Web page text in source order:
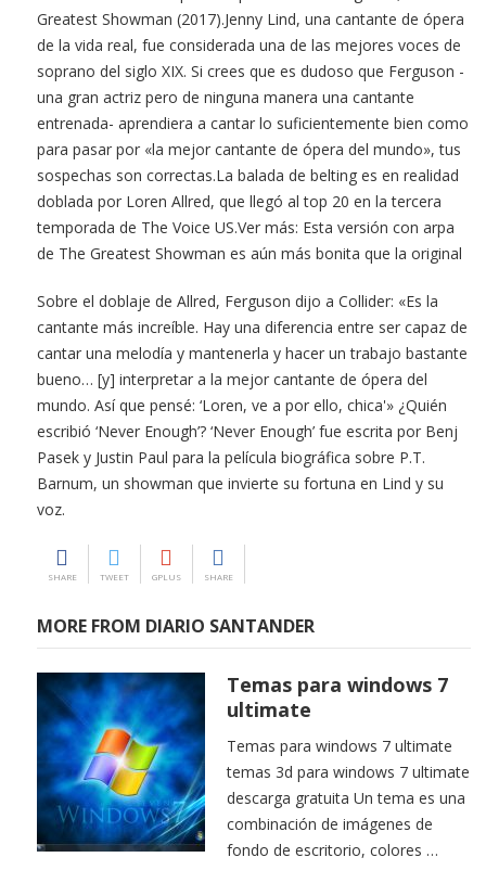
Greatest Showman (2017).Jenny Lind, una cantante de ópera
de la vida real, fue considerada una de las mejores voces de
soprano del siglo XIX. Si crees que es dudoso que Ferguson -
una gran actriz pero de ninguna manera una cantante
entrenada- aprendiera a cantar lo suficientemente bien como
para pasar por «la mejor cantante de ópera del mundo», tus
sospechas son correctas.La balada de belting es en realidad
doblada por Loren Allred, que llegó al top 20 en la tercera
temporada de The Voice US.Ver más: Esta versión con arpa
de The Greatest Showman es aún más bonita que la original
Sobre el doblaje de Allred, Ferguson dijo a Collider: «Es la
cantante más increíble. Hay una diferencia entre ser capaz de
cantar una melodía y mantenerla y hacer un trabajo bastante
bueno… [y] interpretar a la mejor cantante de ópera del
mundo. Así que pensé: ‘Loren, ve a por ello, chica'» ¿Quién
escribió ‘Never Enough’? ‘Never Enough’ fue escrita por Benj
Pasek y Justin Paul para la película biográfica sobre P.T.
Barnum, un showman que invierte su fortuna en Lind y su
voz.
SHARE TWEET GPLUS SHARE
MORE FROM DIARIO SANTANDER
Temas para windows 7
ultimate
Temas para windows 7 ultimate
temas 3d para windows 7 ultimate
descarga gratuita Un tema es una
combinación de imágenes de
fondo de escritorio, colores …